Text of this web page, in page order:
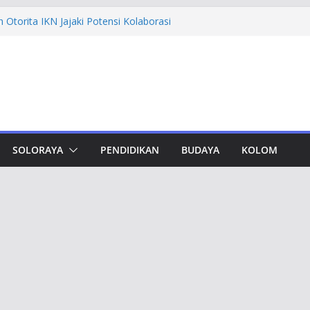
Otorita IKN Jajaki Potensi Kolaborasi
Tapak Suci, Ahmad Luthfi
Penguat Persatuan Bangsa
Award, Ahmad Luthfi Dinilai
untuk Jateng
Taj Yasin Minta Optimalkan
SOLORAYA PENDIDIKAN BUDAYA KOLOM